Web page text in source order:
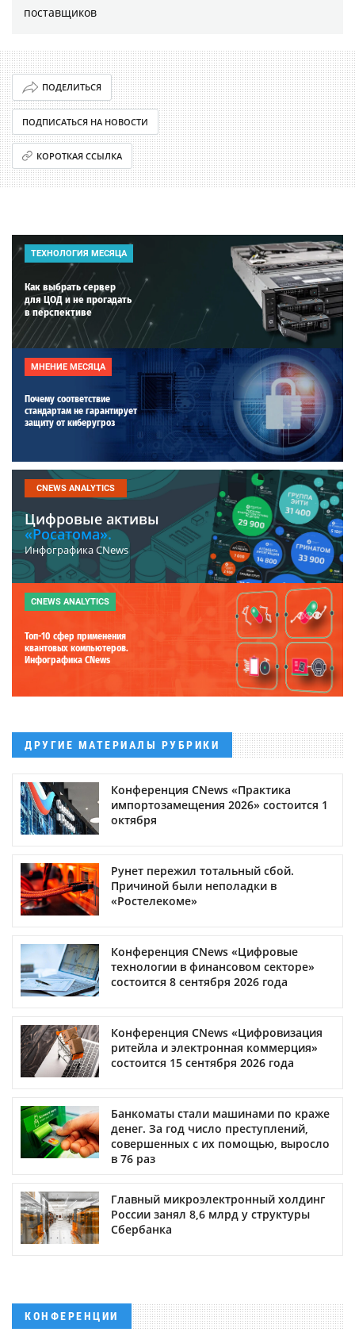
поставщиков
ПОДЕЛИТЬСЯ
ПОДПИСАТЬСЯ НА НОВОСТИ
КОРОТКАЯ ССЫЛКА
ТЕХНОЛОГИЯ МЕСЯЦА
Как выбрать сервер
для ЦОД и не прогадать
в перспективе
МНЕНИЕ МЕСЯЦА
Почему соответствие
стандартам не гарантирует
защиту от киберугроз
CNEWS ANALYTICS
Цифровые активы
«Росатома».
Инфографика CNews
CNEWS ANALYTICS
Топ-10 сфер применения
квантовых компьютеров.
Инфографика CNews
ДРУГИЕ МАТЕРИАЛЫ РУБРИКИ
Конференция CNews «Практика
импортозамещения 2026» состоится 1
октября
Рунет пережил тотальный сбой.
Причиной были неполадки в
«Ростелекоме»
Конференция CNews «Цифровые
технологии в финансовом секторе»
состоится 8 сентября 2026 года
Конференция CNews «Цифровизация
ритейла и электронная коммерция»
состоится 15 сентября 2026 года
Банкоматы стали машинами по краже
денег. За год число преступлений,
совершенных с их помощью, выросло
в 76 раз
Главный микроэлектронный холдинг
России занял 8,6 млрд у структуры
Сбербанка
КОНФЕРЕНЦИИ